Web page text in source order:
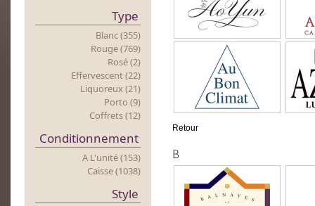
Type
Blanc (355)
Rouge (769)
Rosé (2)
Effervescent (22)
Liquoreux (21)
Porto (9)
Coffrets (12)
Conditionnement
A L'unité (153)
Caisse (1038)
Style
Retour
B